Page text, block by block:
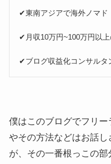
✔︎東南アジアで海外ノマド
✔︎月収10万円~100万円以上
✔︎ブログ収益化コンサルタ
僕はこのブログでフリ
やその方法などはお話
が、その一番根っこの